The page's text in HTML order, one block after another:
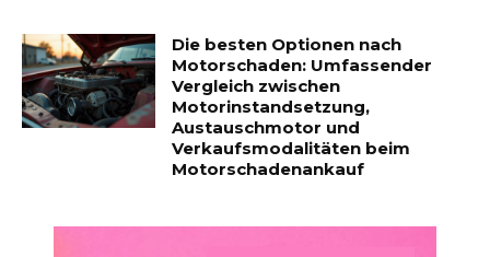
Die besten Optionen nach
Motorschaden: Umfassender
Vergleich zwischen
Motorinstandsetzung,
Austauschmotor und
Verkaufsmodalitäten beim
Motorschadenankauf